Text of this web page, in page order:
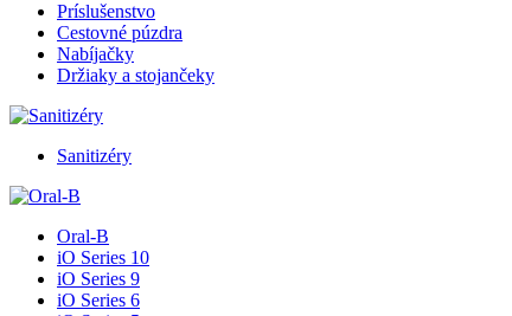
Príslušenstvo
Cestovné púzdra
Nabíjačky
Držiaky a stojančeky
Sanitizéry
Oral-B
iO Series 10
iO Series 9
iO Series 6